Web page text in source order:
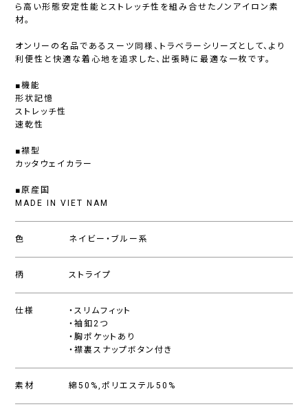
ら高い形態安定性能とストレッチ性を組み合せたノンアイロン素
材。
オンリーの名品であるスーツ同様、トラベラーシリーズとして、より
利便性と快適な着心地を追求した、出張時に最適な一枚です。
■機能
形状記憶
ストレッチ性
速乾性
■襟型
カッタウェイカラー
■原産国
MADE IN VIET NAM
色 ネイビー・ブルー系
柄 ストライプ
仕様
・スリムフィット
・袖釦2つ
・胸ポケットあり
・襟裏スナップボタン付き
素材 綿50%,ポリエステル50%